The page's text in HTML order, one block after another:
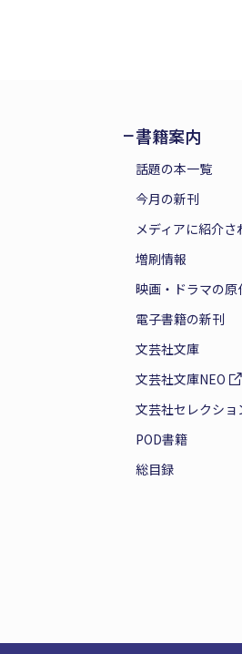
書籍案内
話題の本一覧
今月の新刊
メディアに紹介さ
増刷情報
映画・ドラマの原
電子書籍の新刊
文芸社文庫
文芸社文庫NEO
文芸社セレクショ
POD書籍
総目録